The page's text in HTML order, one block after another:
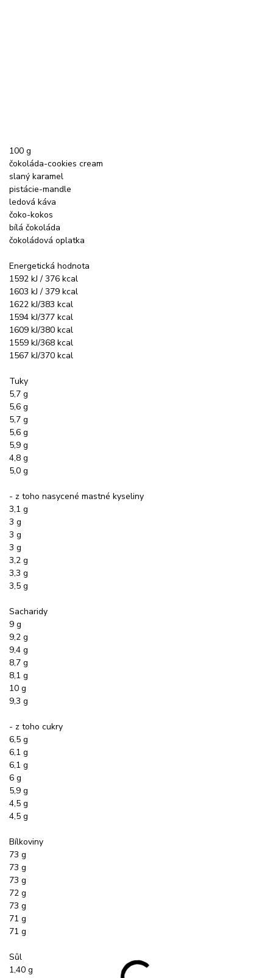
100 g
čokoláda-cookies cream
slaný karamel
pistácie-mandle
ledová káva
čoko-kokos
bílá čokoláda
čokoládová oplatka
Energetická hodnota
1592 kJ / 376 kcal
1603 kJ / 379 kcal
1622 kJ/383 kcal
1594 kJ/377 kcal
1609 kJ/380 kcal
1559 kJ/368 kcal
1567 kJ/370 kcal
Tuky
5,7 g
5,6 g
5,7 g
5,6 g
5,9 g
4,8 g
5,0 g
- z toho nasycené mastné kyseliny
3,1 g
3 g
3 g
3 g
3,2 g
3,3 g
3,5 g
Sacharidy
9 g
9,2 g
9,4 g
8,7 g
8,1 g
10 g
9,3 g
- z toho cukry
6,5 g
6,1 g
6,1 g
6 g
5,9 g
4,5 g
4,5 g
Bílkoviny
73 g
73 g
73 g
72 g
73 g
71 g
71 g
Sůl
1,40 g